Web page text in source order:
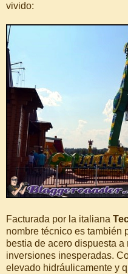
vivido:
Facturada por la italiana
nombre técnico es también
bestia de acero dispuesta
inversiones inesperadas.
elevado hidráulicamente y